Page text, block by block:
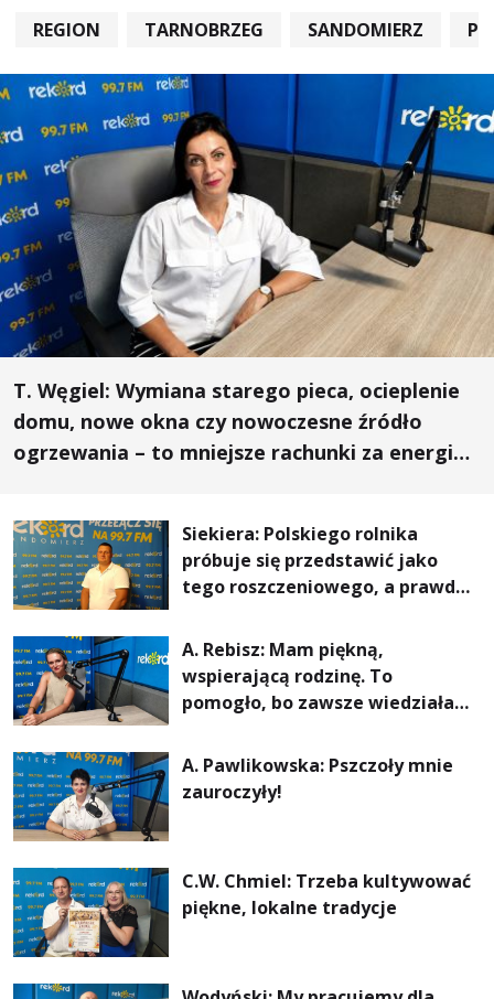
REGION TARNOBRZEG SANDOMIERZ
T. Węgiel: Wymiana starego pieca, ocieplenie
domu, nowe okna czy nowoczesne źródło
ogrzewania – to mniejsze rachunki za energię,
Siekiera: Polskiego rolnika
próbuje się przedstawić jako
tego roszczeniowego, a prawda
A. Rebisz: Mam piękną,
wspierającą rodzinę. To
pomogło, bo zawsze wiedziałam,
najważniejsza
A. Pawlikowska: Pszczoły mnie
zauroczyły!
C.W. Chmiel: Trzeba kultywować
piękne, lokalne tradycje